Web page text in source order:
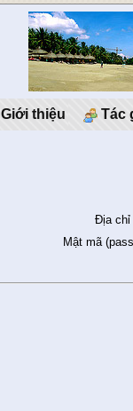
Giới thiệu Tác
Địa chỉ
Mật mã